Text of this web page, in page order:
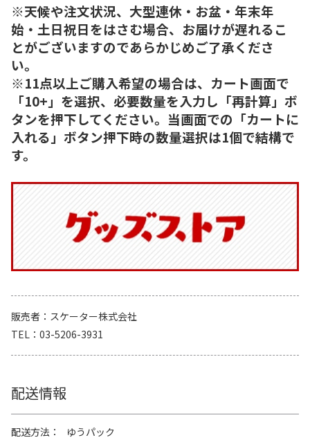
※天候や注文状況、大型連休・お盆・年末年
始・土日祝日をはさむ場合、お届けが遅れるこ
とがございますのであらかじめご了承くださ
い。
※11点以上ご購入希望の場合は、カート画面で
「10+」を選択、必要数量を入力し「再計算」ボ
タンを押下してください。当画面での「カートに
入れる」ボタン押下時の数量選択は1個で結構で
す。
販売者
スケーター株式会社
TEL
03-5206-3931
配送情報
配送方法
ゆうパック